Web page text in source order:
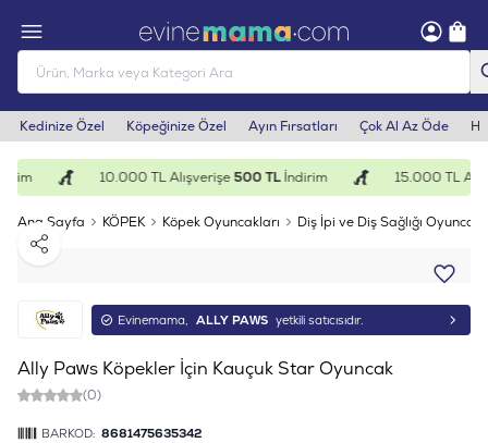
Kedinize Özel Köpeğinize Özel Ayın Fırsatları Çok Al Az Öde
10.000 TL Alışverişe500 TLİndirim 15.000 TL
Ana Sayfa KÖPEK Köpek Oyuncakları
Diş İpi ve Diş Sağlığı
Paylaş
Evinemama, ALLY PAWS yetkili satıcısıdır.
Ally Paws Köpekler İçin Kauçuk Star Oyuncak
(0)
BARKOD: 8681475635342